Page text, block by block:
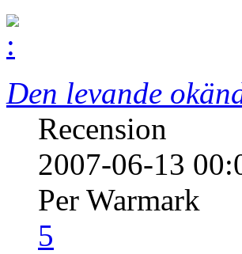
Den levande
Recension
2007-06-13
Per Warmark
5